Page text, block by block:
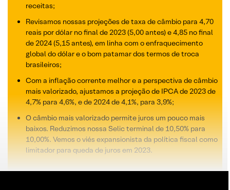
receitas;
Revisamos nossas projeções de taxa de câmbio para 4,70
reais por dólar no final de 2023 (5,00 antes) e 4,85 no final
de 2024 (5,15 antes), em linha com o enfraquecimento
global do dólar e o bom patamar dos termos de troca
brasileiros;
Com a inflação corrente melhor e a perspectiva de câmbio
mais valorizado, ajustamos a projeção de IPCA de 2023 de
4,7% para 4,6%, e de 2024 de 4,1%, para 3,9%;
O câmbio mais valorizado permite juros um pouco mais
baixos. Reduzimos nossa Selic terminal de 10,50% para
10,00%. Vemos o viés expansionista da política fiscal como
limitador para queda de juros em 2023.